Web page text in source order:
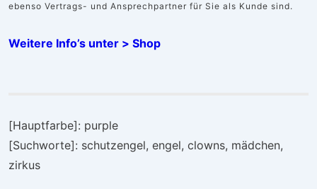
ebenso Vertrags- und Ansprechpartner für Sie als Kunde sind.
Weitere Info’s unter > Shop
[Hauptfarbe]: purple
[Suchworte]: schutzengel, engel, clowns, mädchen,
zirkus